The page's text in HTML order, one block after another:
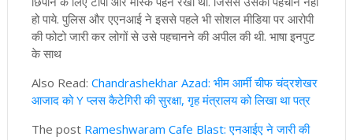
हो पाये. पुलिस और एएनआई ने इससे पहले भी सोशल मीडिया पर आरोपी
की फोटो जारी कर लोगों से उसे पहचानने की अपील की थी. भाषा इनपुट
के साथ
Also Read: Chandrashekhar Azad: भीम आर्मी चीफ चंद्रशेखर
आजाद को Y प्लस कैटेगिरी की सुरक्षा, गृह मंत्रालय को लिखा था पत्र
The post Rameshwaram Cafe Blast: एनआईए ने जारी की